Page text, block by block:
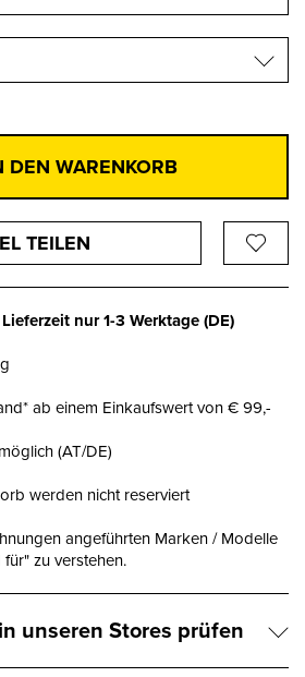
DEN WARENKORB
TEILEN
nur1-3 Werktage(DE)
ab einem Einkaufswert von € 99,-
(AT/DE)
werden nicht reserviert
angeführten Marken / Modelle
zu verstehen.
unseren Stores prüfen